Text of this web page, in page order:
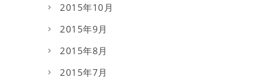
2015年10月
2015年9月
2015年8月
2015年7月